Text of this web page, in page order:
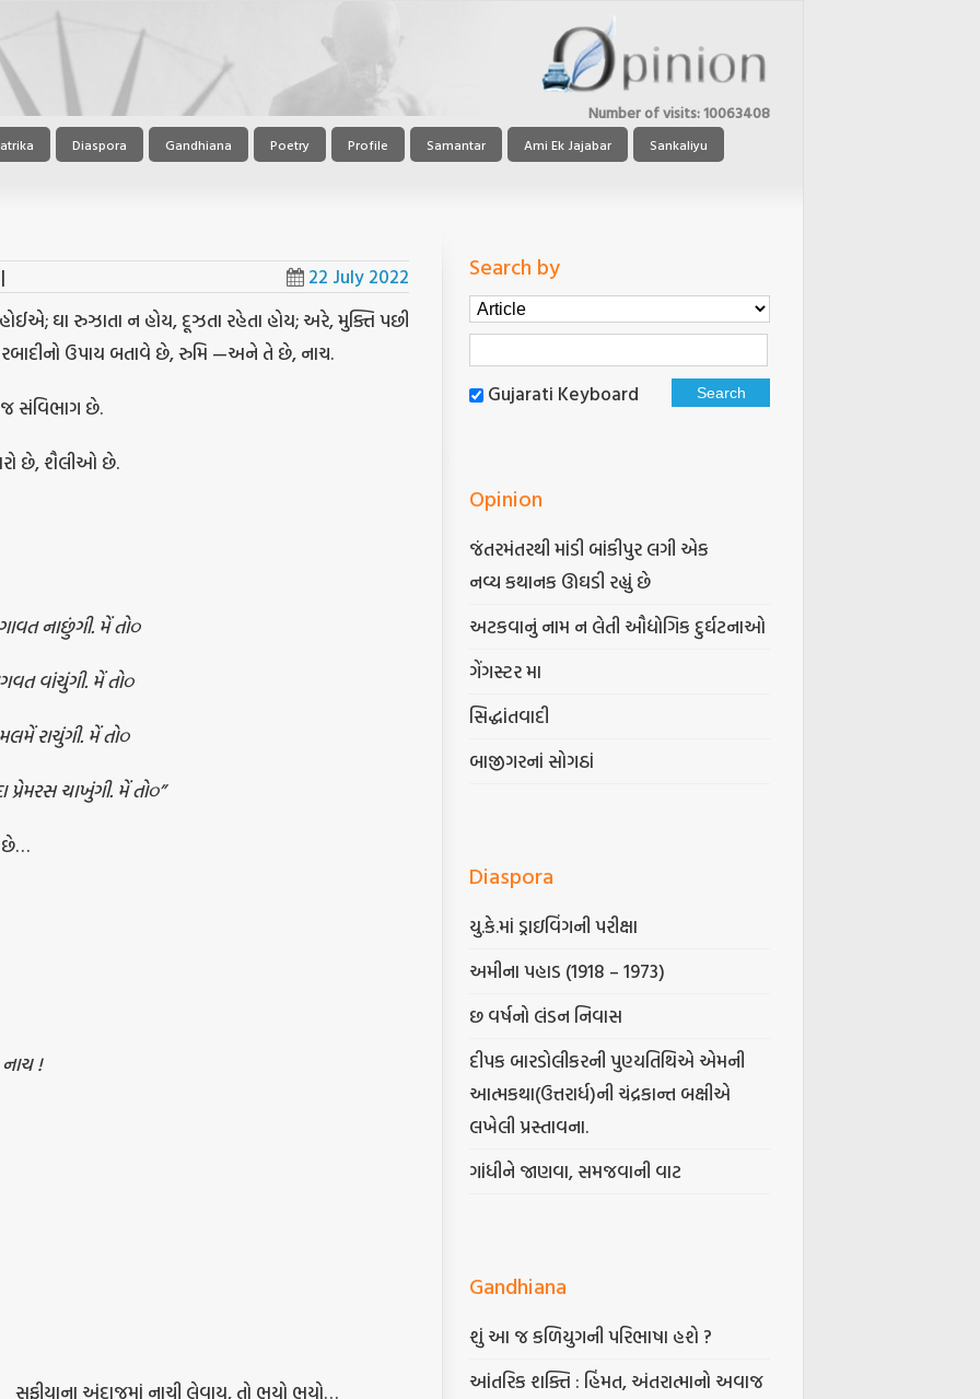
Number of visits:10063408
Diaspora Gandhiana Poetry Profile Samantar Ami Ek Jajabar Sankaliyu
|
22 July 2022
ઘા રુઝાતા ન હોય, દૂઝતા રહેતા હોય; અરે, મુક્તિ પછી
ઉપાય બતાવે છે, રુમિ —અને તે છે, નાચ.
જ સંવિભાગ છે.
છે, શૈલીઓ છે.
નાછુંગી. મેં તો૦
વાંચુંગી. મેં તો૦
રાચુંગી. મેં તો૦
પ્રેમરસ ચાખુંગી. મેં તો૦”
છે…
નાચ !
સૂફીયાના અંદાજમાં નાચી લેવાય, તો ભયો ભયો…
Search by
Gujarati Keyboard
Opinion
જંતરમંતરથી માંડી બાંકીપુર લગી એક
નવ્ય કથાનક ઊઘડી રહ્યું છે
અટકવાનું નામ ન લેતી ઔદ્યોગિક દુર્ઘટનાઓ
ગેંગસ્ટર મા
સિદ્ધાંતવાદી
બાજીગરનાં સોગઠાં
Diaspora
યુ.કે.માં ડ્રાઇવિંગની પરીક્ષા
અમીના પહાડ (1918 – 1973)
છ વર્ષનો લંડન નિવાસ
દીપક બારડોલીકરની પુણ્યતિથિએ એમની
આત્મકથા(ઉત્તરાર્ધ)ની ચંદ્રકાન્ત બક્ષીએ
લખેલી પ્રસ્તાવના.
ગાંધીને જાણવા, સમજવાની વાટ
Gandhiana
શું આ જ કળિયુગની પરિભાષા હશે ?
આંતરિક શક્તિ : હિંમત, અંતરાત્માનો અવાજ